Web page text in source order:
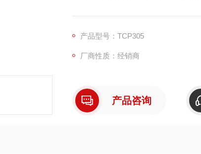
AC/DC 测量功能
DC - 100 MHz，电流探头放大器
DC - 50 MHz，50 A D
产品型号：TCP305
厂商性质：经销商
产品咨询